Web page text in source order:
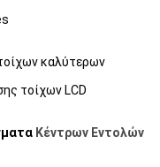
καλύτερων
τοίχων LCD
Κέντρων Εντολών